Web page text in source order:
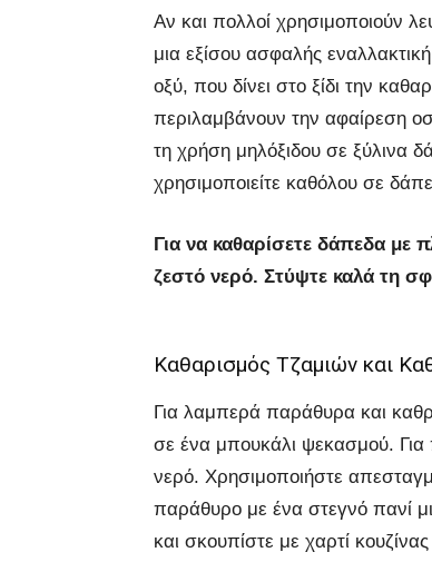
Αν και πολλοί χρησιμοποιούν
μια εξίσου ασφαλής
οξύ, που δίνει στο ξίδι την
περιλαμβάνουν την αφαίρεση
τη χρήση μηλόξιδου σε ξύλινα
χρησιμοποιείτε καθόλου σε
Για να καθαρίσετε δάπεδα με
ζεστό νερό. Στύψτε καλά τη
Καθαρισμός Τζαμιών και
Για λαμπερά παράθυρα και
σε ένα μπουκάλι ψεκασμού. Για
νερό. Χρησιμοποιήστε
παράθυρο με ένα στεγνό πανί
και σκουπίστε με χαρτί